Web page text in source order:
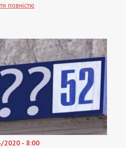
повністю
2020 - 8:00